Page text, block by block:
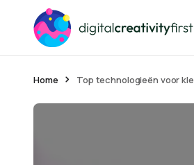
Home Top technologieën voor